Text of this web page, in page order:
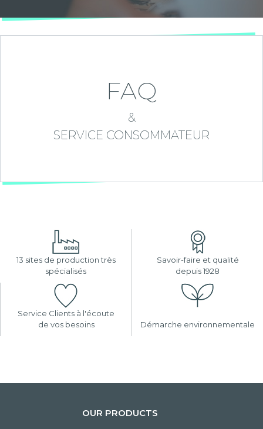
FAQ
&
SERVICE CONSOMMATEUR
13 sites de production très
spécialisés
Savoir-faire et qualité
depuis 1928
Service Clients à l'écoute
de vos besoins
Démarche environnementale
OUR PRODUCTS